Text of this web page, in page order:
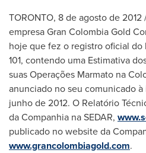
TORONTO, 8 de agosto de
empresa Gran Colombia Gold
hoje que fez o registro oficial
101, contendo uma Estimativa
suas Operações Marmato na
anunciado no seu comunicado
junho de 2012. O Relatório
da Companhia na SEDAR,
publicado no website da
www.grancolombiagold.com.